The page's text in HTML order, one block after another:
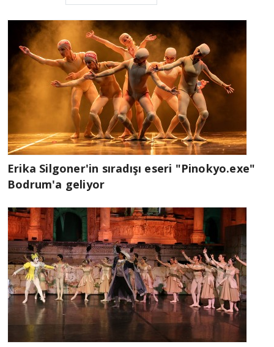
Erika Silgoner'in sıradışı eseri "Pinokyo.exe"
Bodrum'a geliyor